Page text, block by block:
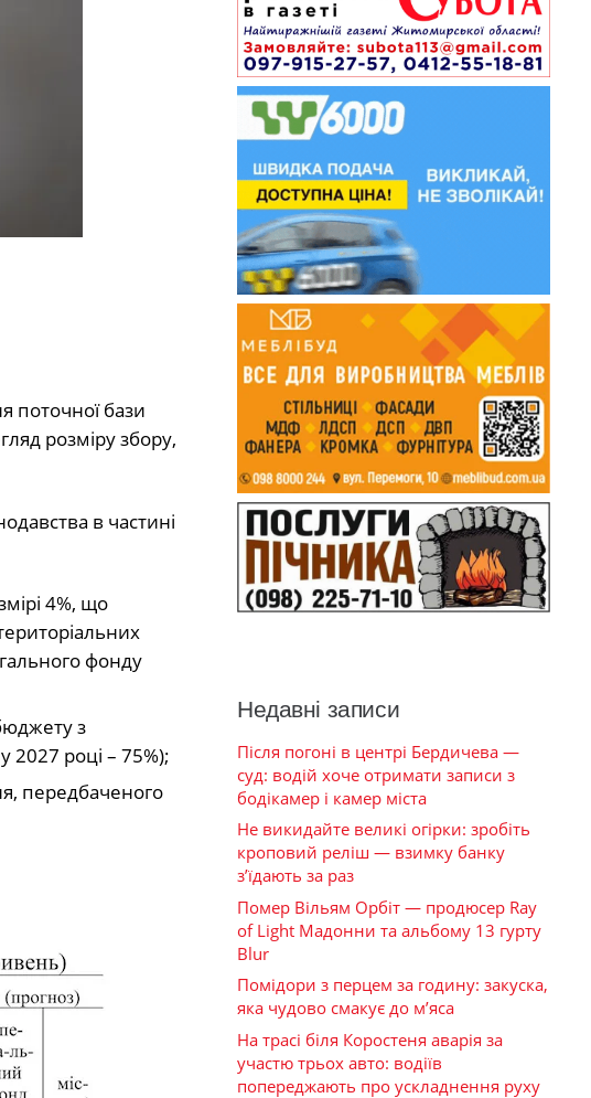
поточної бази
розміру збору,
в частині
4%, що
фонду
з
2027 році – 75%);
передбаченого
Недавні записи
Після погоні в центрі Бердичева —
суд: водій хоче отримати записи з
бодікамер і камер міста
Не викидайте великі огірки: зробіть
кроповий реліш — взимку банку
з’їдають за раз
Помер Вільям Орбіт — продюсер Ray
of Light Мадонни та альбому 13 гурту
Blur
Помідори з перцем за годину: закуска,
яка чудово смакує до м’яса
На трасі біля Коростеня аварія за
участю трьох авто: водіїв
попереджають про ускладнення руху